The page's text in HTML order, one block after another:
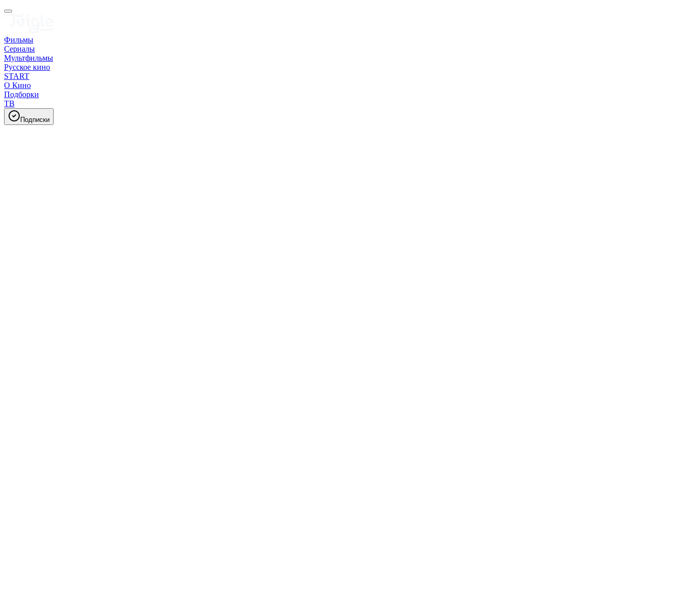
Фильмы
Сериалы
Мультфильмы
Русское кино
START
О Кино
Подборки
ТВ
Подписки